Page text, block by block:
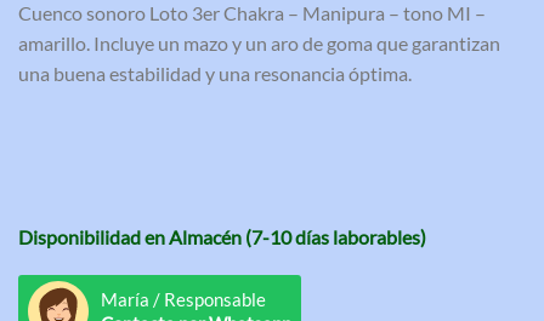
Cuenco sonoro Loto 3er Chakra – Manipura – tono MI –
amarillo. Incluye un mazo y un aro de goma que garantizan
una buena estabilidad y una resonancia óptima.
Disponibilidad en Almacén (7-10 días laborables)
María / Responsable